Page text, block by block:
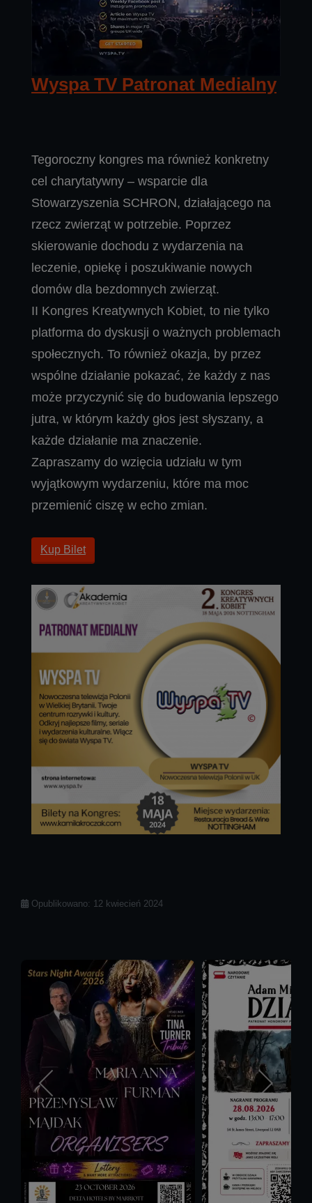
Wyspa TV Patronat Medialny
Tegoroczny kongres ma również konkretny
cel charytatywny – wsparcie dla
Stowarzyszenia SCHRON, działającego na
rzecz zwierząt w potrzebie. Poprzez
skierowanie dochodu z wydarzenia na
leczenie, opiekę i poszukiwanie nowych
domów dla bezdomnych zwierząt.
II Kongres Kreatywnych Kobiet, to nie tylko
platforma do dyskusji o ważnych problemach
społecznych. To również okazja, by przez
wspólne działanie pokazać, że każdy z nas
może przyczynić się do budowania lepszego
jutra, w którym każdy głos jest słyszany, a
każde działanie ma znaczenie.
Zapraszamy do wzięcia udziału w tym
wyjątkowym wydarzeniu, które ma moc
przemienić ciszę w echo zmian.
Kup Bilet
Szczegóły
Opublikowano: 12 kwiecień 2024